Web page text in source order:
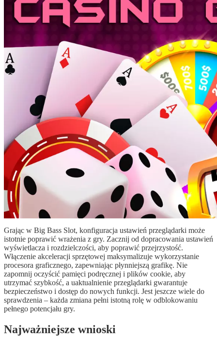
Grając w Big Bass Slot, konfiguracja ustawień przeglądarki może
istotnie poprawić wrażenia z gry. Zacznij od dopracowania ustawień
wyświetlacza i rozdzielczości, aby poprawić przejrzystość.
Włączenie akceleracji sprzętowej maksymalizuje wykorzystanie
procesora graficznego, zapewniając płynniejszą grafikę. Nie
zapomnij oczyścić pamięci podręcznej i plików cookie, aby
utrzymać szybkość, a uaktualnienie przeglądarki gwarantuje
bezpieczeństwo i dostęp do nowych funkcji. Jest jeszcze wiele do
sprawdzenia – każda zmiana pełni istotną rolę w odblokowaniu
pełnego potencjału gry.
Najważniejsze wnioski